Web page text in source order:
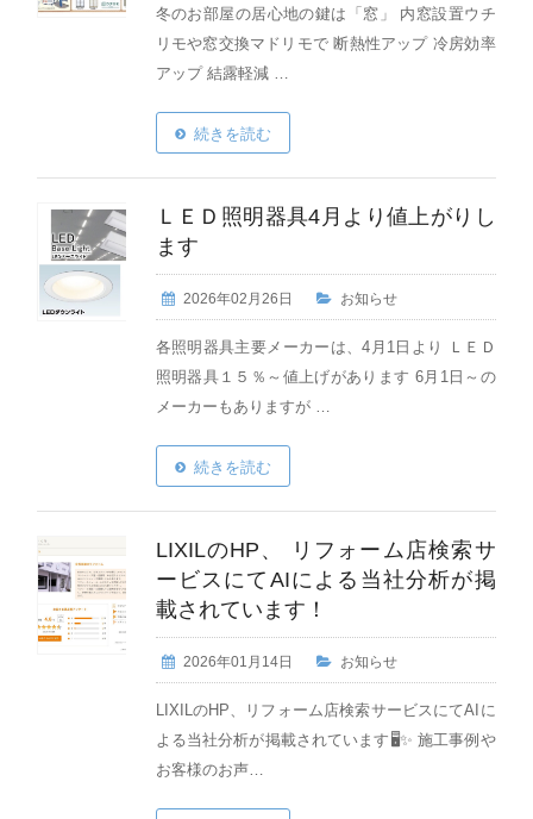
冬のお部屋の居心地の鍵は「窓」 内窓設置ウチ
リモや窓交換マドリモで 断熱性アップ 冷房効率
アップ 結露軽減 …
続きを読む
ＬＥＤ照明器具4月より値上がりし
ます
2026年02月26日 お知らせ
各照明器具主要メーカーは、4月1日より ＬＥＤ
照明器具１５％～値上げがあります 6月1日～の
メーカーもありますが …
続きを読む
LIXILのHP、 リフォーム店検索サ
ービスにてAIによる当社分析が掲
載されています！
2026年01月14日 お知らせ
LIXILのHP、リフォーム店検索サービスにてAIに
よる当社分析が掲載されています🖥️✨️ 施工事例や
お客様のお声…